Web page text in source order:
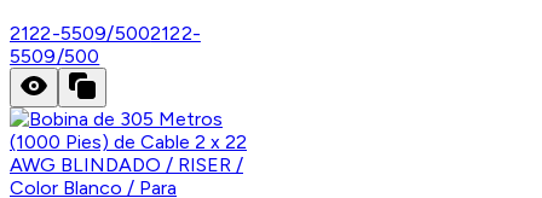
2122-5509/5002122-
5509/500